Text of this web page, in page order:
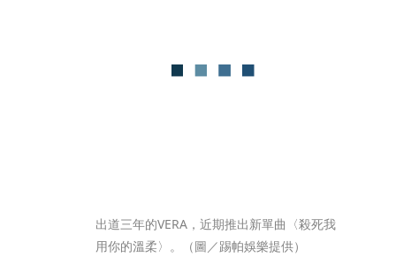
出道三年的VERA，近期推出新單曲〈殺死我
用你的溫柔〉。（圖／踢帕娛樂提供）